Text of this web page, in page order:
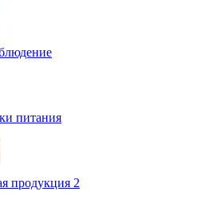
питания
продукция 2